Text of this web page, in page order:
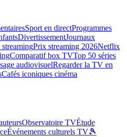
Sport en directProgrammes
DivertissementJournaux
Prix streaming 2026Netflix
Comparatif box TVTop 50 séries
audiovisuelRegarder la TV en
Cafés iconiques cinéma
Observatoire TVÉtude
Événements culturels TV🎾